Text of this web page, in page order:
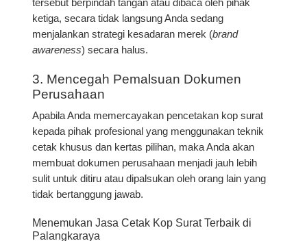
tersebut berpindah tangan atau dibaca oleh pihak
ketiga, secara tidak langsung Anda sedang
menjalankan strategi kesadaran merek (brand
awareness) secara halus.
3. Mencegah Pemalsuan Dokumen
Perusahaan
Apabila Anda memercayakan pencetakan kop surat
kepada pihak profesional yang menggunakan teknik
cetak khusus dan kertas pilihan, maka Anda akan
membuat dokumen perusahaan menjadi jauh lebih
sulit untuk ditiru atau dipalsukan oleh orang lain yang
tidak bertanggung jawab.
Menemukan Jasa Cetak Kop Surat Terbaik di
Palangkaraya